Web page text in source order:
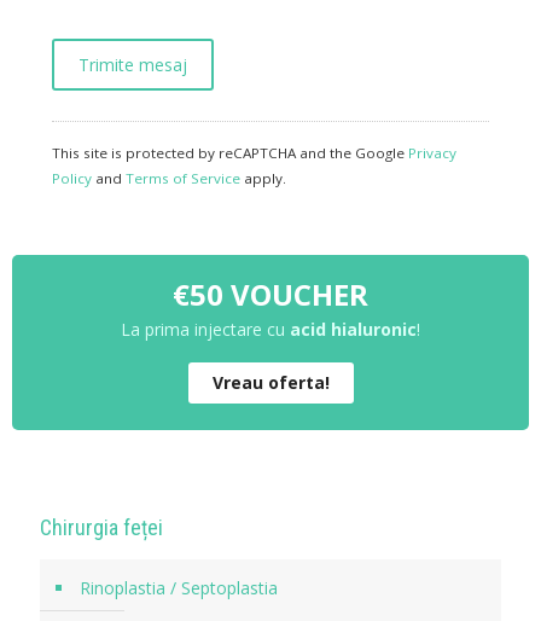
This site is protected by reCAPTCHA and the Google Privacy
Policy and Terms of Service apply.
€50 VOUCHER
La prima injectare cu acid hialuronic!
Vreau oferta!
Chirurgia feței
Rinoplastia / Septoplastia